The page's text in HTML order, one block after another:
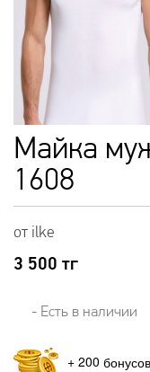
Майка
1608
от ilke
3 500 тг
- Есть в наличии
+ 200